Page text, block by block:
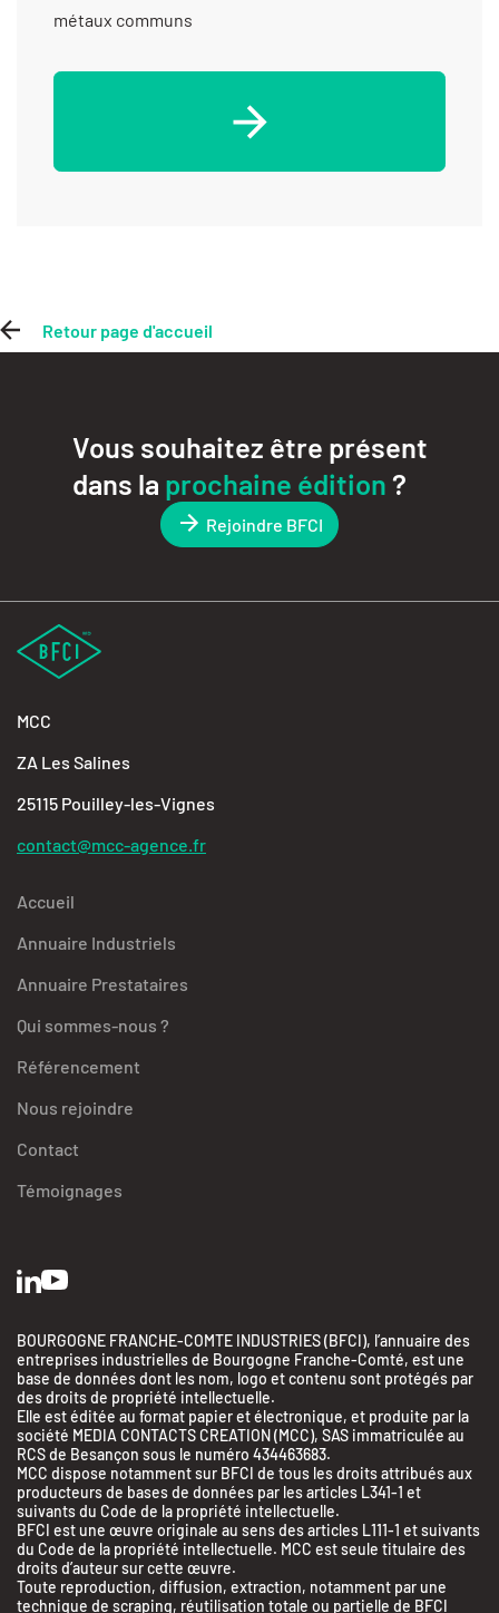
métaux communs
Retour page d'accueil
Vous souhaitez être présent
dans la prochaine édition?
Rejoindre BFCI
MCC
ZA Les Salines
25115 Pouilley-les-Vignes
contact@mcc-agence.fr
Accueil
Annuaire Industriels
Annuaire Prestataires
Qui sommes-nous ?
Référencement
Nous rejoindre
Contact
Témoignages
BOURGOGNE FRANCHE-COMTE INDUSTRIES (BFCI), l’annuaire des
entreprises industrielles de Bourgogne Franche-Comté, est une
base de données dont les nom, logo et contenu sont protégés par
des droits de propriété intellectuelle.
Elle est éditée au format papier et électronique, et produite par la
société MEDIA CONTACTS CREATION (MCC), SAS immatriculée au
RCS de Besançon sous le numéro 434463683.
MCC dispose notamment sur BFCI de tous les droits attribués aux
producteurs de bases de données par les articles L341-1 et
suivants du Code de la propriété intellectuelle.
BFCI est une œuvre originale au sens des articles L111-1 et suivants
du Code de la propriété intellectuelle. MCC est seule titulaire des
droits d’auteur sur cette œuvre.
Toute reproduction, diffusion, extraction, notamment par une
technique de scraping, réutilisation totale ou partielle de BFCI